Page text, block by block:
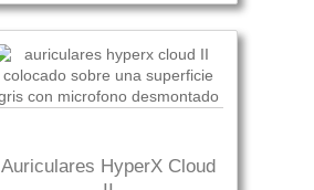
Auriculares HyperX Cloud